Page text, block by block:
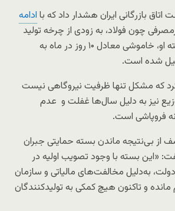
بازرگانی ایران هشدار داد که با ادامه
چون فولاد، به زودی از چرخه تولید
خارج می‌شوند. به گفته او، خاموشی معادل ۱۰ روز در ماه به
شده است.
که مشکل تنها ظرفیت نیروگاهی نیست
نیز به دلیل سال‌ها غفلت و عدم
فروپاشی است.
از بی‌نتیجه ماندن بسته حمایتی جبران
«این بسته با وجود تصویب اولیه در
به‌دلیل مخالفت‌های مالیاتی و سازمان
و تاکنون هیچ کمکی به تولیدکنندگان